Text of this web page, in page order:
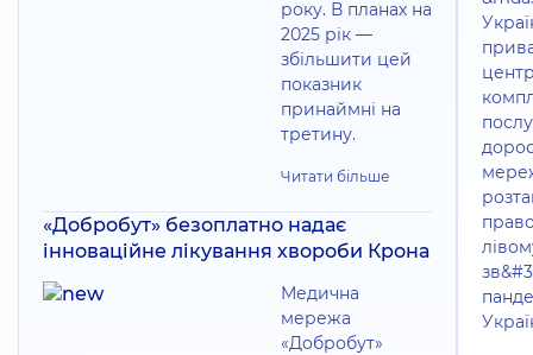
року. В планах на
2025 рік —
збільшити цей
показник
принаймні на
третину.
Читати більше
«Добробут» безоплатно надає
інноваційне лікування хвороби Крона
Медична
мережа
«Добробут»